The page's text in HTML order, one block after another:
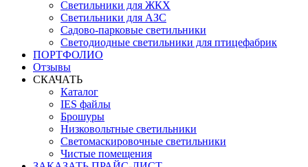
Светильники для ЖКХ
Светильники для АЗС
Садово-парковые светильники
Светодиодные светильники для птицефабрик
ПОРТФОЛИО
Отзывы
СКАЧАТЬ
Каталог
IES файлы
Брошуры
Низковольтные светильники
Светомаскировочные светильники
Чистые помещения